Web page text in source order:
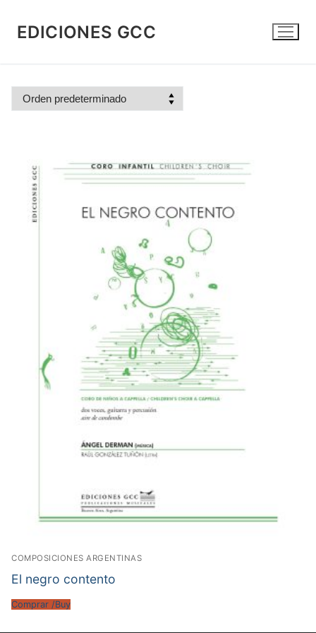
contenido
EDICIONES GCC
COMPOSICIONES ARGENTINAS
El negro contento
Comprar /Buy